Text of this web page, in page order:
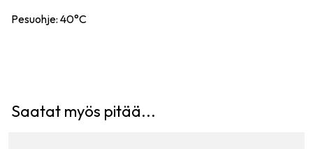
Pesuohje: 40°C
Saatat myös pitää...